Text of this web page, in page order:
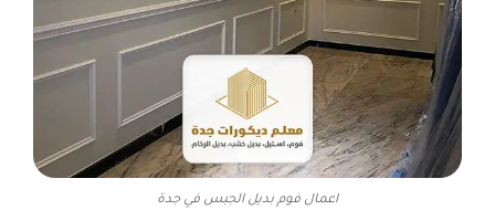
اعمال فوم بديل الجبس في جدة